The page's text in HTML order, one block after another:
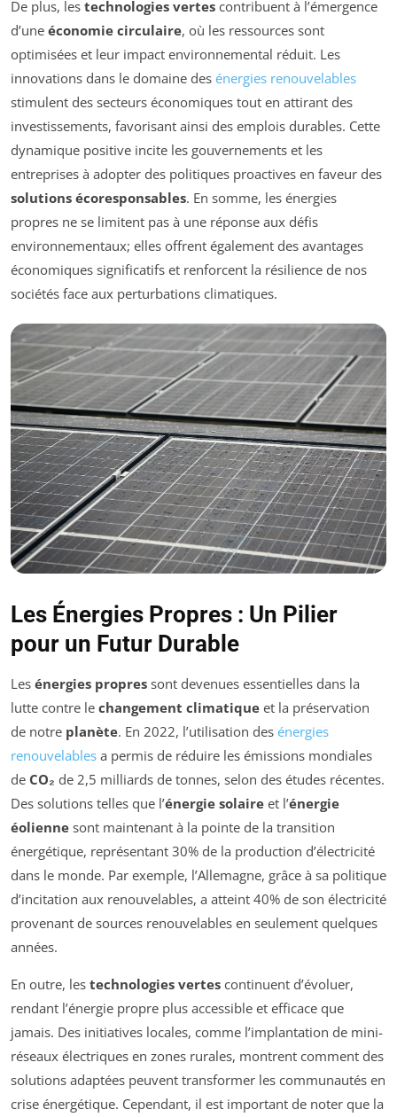
De plus, les technologies vertes contribuent à l’émergence
d’une économie circulaire, où les ressources sont
optimisées et leur impact environnemental réduit. Les
innovations dans le domaine des énergies renouvelables
stimulent des secteurs économiques tout en attirant des
investissements, favorisant ainsi des emplois durables. Cette
dynamique positive incite les gouvernements et les
entreprises à adopter des politiques proactives en faveur des
solutions écoresponsables. En somme, les énergies
propres ne se limitent pas à une réponse aux défis
environnementaux; elles offrent également des avantages
économiques significatifs et renforcent la résilience de nos
sociétés face aux perturbations climatiques.
Les Énergies Propres : Un Pilier
pour un Futur Durable
Les énergies propres sont devenues essentielles dans la
lutte contre le changement climatique et la préservation
de notre planète. En 2022, l’utilisation des énergies
renouvelables a permis de réduire les émissions mondiales
de CO₂ de 2,5 milliards de tonnes, selon des études récentes.
Des solutions telles que l’énergie solaire et l’énergie
éolienne sont maintenant à la pointe de la transition
énergétique, représentant 30% de la production d’électricité
dans le monde. Par exemple, l’Allemagne, grâce à sa politique
d’incitation aux renouvelables, a atteint 40% de son électricité
provenant de sources renouvelables en seulement quelques
années.
En outre, les technologies vertes continuent d’évoluer,
rendant l’énergie propre plus accessible et efficace que
jamais. Des initiatives locales, comme l’implantation de mini-
réseaux électriques en zones rurales, montrent comment des
solutions adaptées peuvent transformer les communautés en
crise énergétique. Cependant, il est important de noter que la